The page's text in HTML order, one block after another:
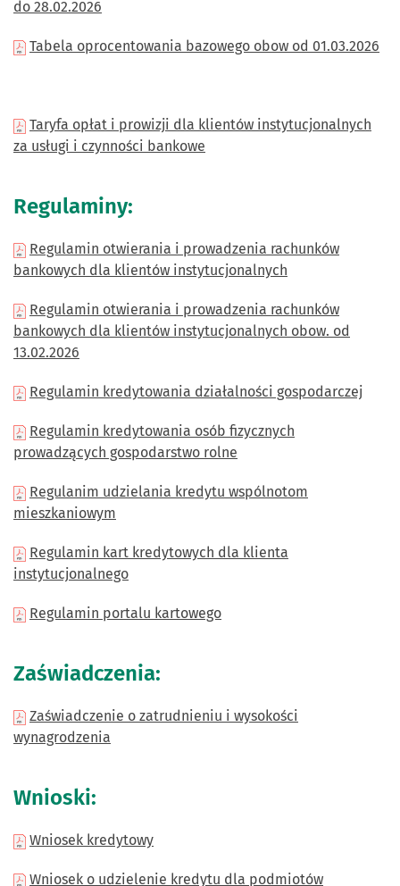
do 28.02.2026
Tabela oprocentowania bazowego obow od 01.03.2026
Taryfa opłat i prowizji dla klientów instytucjonalnych
za usługi i czynności bankowe
Regulaminy:
Regulamin otwierania i prowadzenia rachunków
bankowych dla klientów instytucjonalnych
Regulamin otwierania i prowadzenia rachunków
bankowych dla klientów instytucjonalnych obow. od
13.02.2026
Regulamin kredytowania działalności gospodarczej
Regulamin kredytowania osób fizycznych
prowadzących gospodarstwo rolne
Regulanim udzielania kredytu wspólnotom
mieszkaniowym
Regulamin kart kredytowych dla klienta
instytucjonalnego
Regulamin portalu kartowego
Zaświadczenia:
Zaświadczenie o zatrudnieniu i wysokości
wynagrodzenia
Wnioski:
Wniosek kredytowy
Wniosek o udzielenie kredytu dla podmiotów